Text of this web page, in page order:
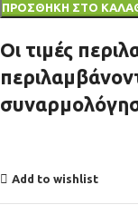
ΠΡΟΣΘΉΚΗ ΣΤΟ
Οι τιμές
Add to wishlist